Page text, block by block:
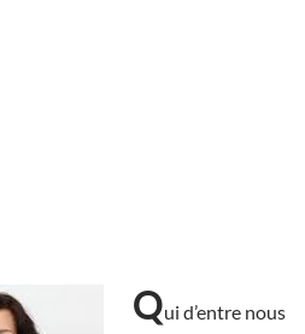
Qui d’entre nous